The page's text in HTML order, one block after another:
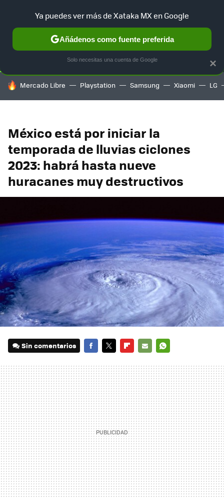
SELECCIÓN GAMING HOME AUTO TERRITORIO
HOY SE HABLA DE
Mercado Libre Playstation Samsung Xiaomi LG
México está por iniciar la
temporada de lluvias ciclones
2023: habrá hasta nueve
huracanes muy destructivos
Sin comentarios
MAIL
×
Ya puedes ver más de Xataka MX en Google
Añádenos como fuente preferida
Solo necesitas una cuenta de Google